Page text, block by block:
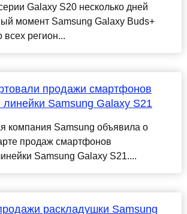
Galaxy S20 несколько дней
момент Samsung Galaxy Buds+
всех регион...
продажи смартфонов
Samsung Galaxy S21
компания Samsung объявила о
продаж смартфонов
Samsung Galaxy S21....
раскладушки Samsung